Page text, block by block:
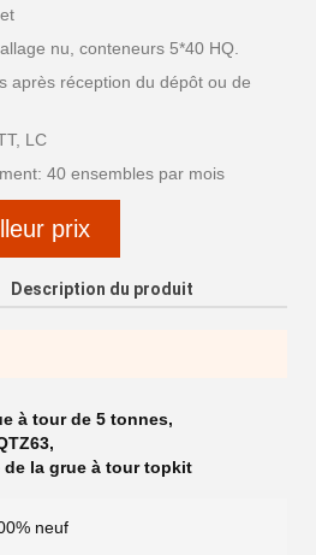
nu, conteneurs 5*40 HQ.
après réception du dépôt ou de
LC
40 ensembles par mois
prix
Description du produit
à tour de 5 tonnes,
,
la grue à tour topkit
neuf